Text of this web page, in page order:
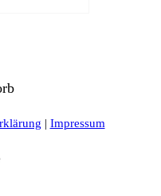
| Impressum